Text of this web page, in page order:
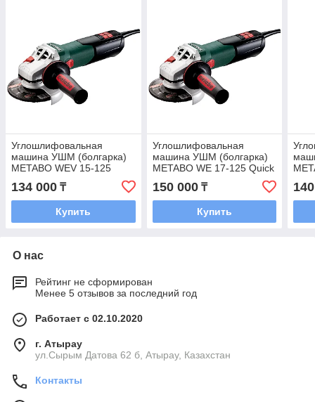
Углошлифовальная
машина УШМ (болгарка)
METABO WEV 15-125
134 000 ₸
Купить
Углошлифовальная
машина УШМ (болгарка)
METABO WE 17-125 Quick
150 000₸
Купить
О нас
Рейтинг не сформирован
Менее 5 отзывов за последний год
Работает с 02.10.2020
г. Атырау
ул.Сырым Датова 62 б, Атырау, Казахстан
Контакты